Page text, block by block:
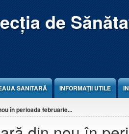
de
SANITARĂ INFORMAȚII UTILE
în perioada februarie...